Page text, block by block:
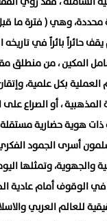
محددة، وهي ( فترة ما
المكين ، من منطلق
بكل علمية،
، أو الصراع على
هوية حضارية مستقلة
أسرى الجمود
والجهوية، وتمثلها
في الوقوف أمام عادية
للعالم العربي